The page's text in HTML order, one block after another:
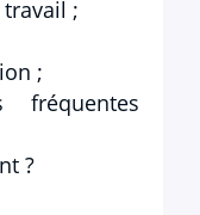
;
;
?